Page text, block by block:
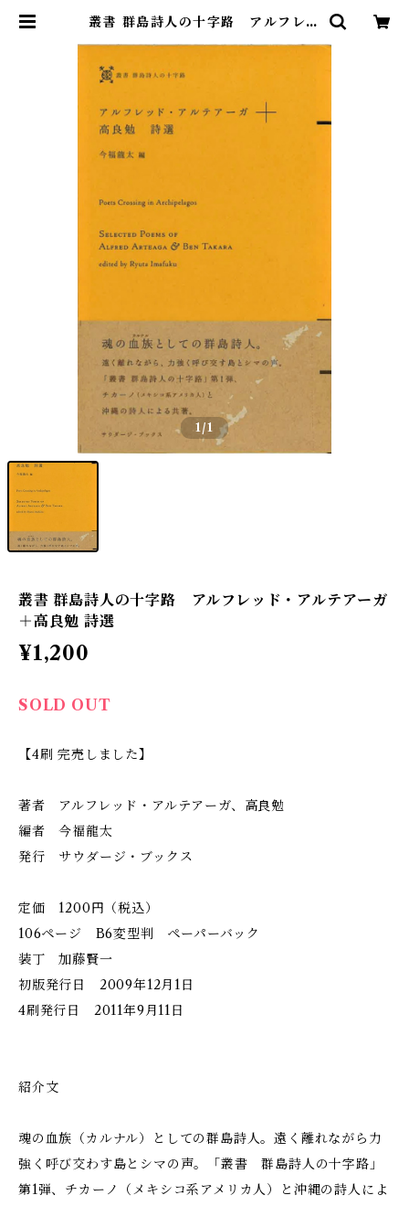
叢書 群島詩人の十字路 アルフレッ
audade Books
1/1
叢書 群島詩人の十字路 アルフレッド・アルテアーガ
＋高良勉 詩選
¥1,200
SOLD OUT
【4刷 完売しました】
著者 アルフレッド・アルテアーガ、高良勉
編者 今福龍太
発行 サウダージ・ブックス
定価 1200円（税込）
106ページ B6変型判 ペーパーバック
​装丁 加藤賢一
初版発行日 2009年12月1日
4刷発行日 2011年9月11日
紹介文
魂の血族（カルナル）としての群島詩人。遠く離れながら力
強く呼び交わす島とシマの声。「叢書 群島詩人の十字路」
第1弾、チカーノ（メキシコ系アメリカ人）と沖縄の詩人によ